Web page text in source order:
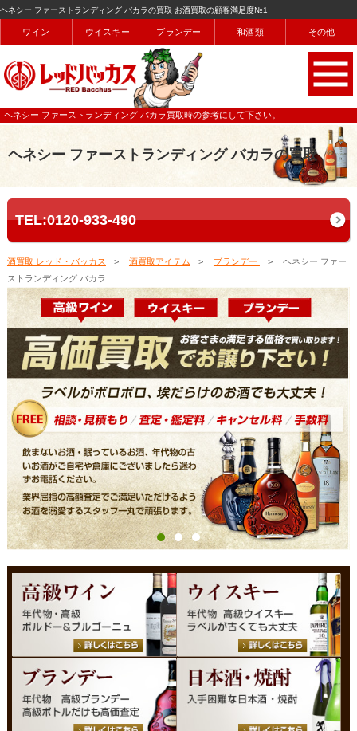
ヘネシー ファーストランディング バカラの買取 お酒買取の顧客満足度№1
ワイン ウイスキー ブランデー 和酒類 その他
ヘネシー ファーストランディング バカラ買取時の参考にして下さい。
ヘネシー ファーストランディング バカラの買取
TEL:0120-933-490
酒買取 レッド・バッカス 酒買取アイテム ブランデー
ヘネシー ファー
ストランディング バカラ